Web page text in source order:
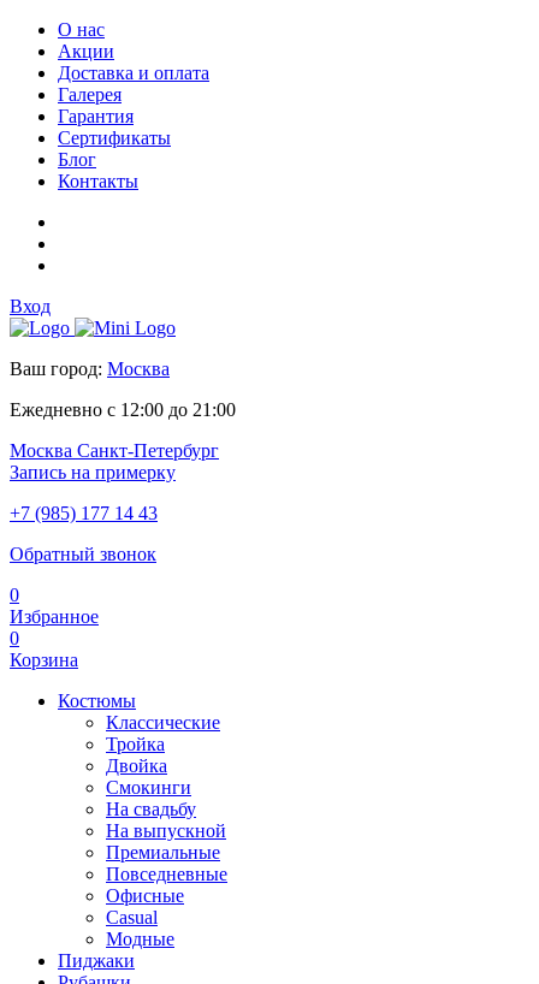
О нас
Акции
Доставка и оплата
Галерея
Гарантия
Сертификаты
Блог
Контакты
Вход
Ваш город: Москва
Ежедневно с 12:00 до 21:00
Москва Санкт-Петербург
Запись на примерку
+7 (985) 177 14 43
Обратный звонок
0
Избранное
0
Корзина
Костюмы
Классические
Тройка
Двойка
Смокинги
На свадьбу
На выпускной
Премиальные
Повседневные
Офисные
Casual
Модные
Пиджаки